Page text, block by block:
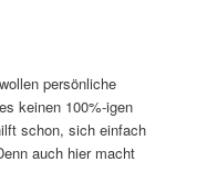
persönliche
keinen 100%-igen
schon, sich einfach
auch hier macht